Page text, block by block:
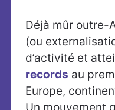
Déjà mûr outre-
(ou
d’activité et
records au
Europe,